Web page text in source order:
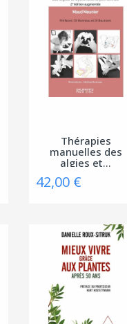
Thérapies
manuelles des
algies et...
42,00 €